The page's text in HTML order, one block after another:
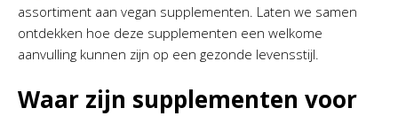
assortiment aan vegan supplementen. Laten we samen
ontdekken hoe deze supplementen een welkome
aanvulling kunnen zijn op een gezonde levensstijl.
Waar zijn supplementen voor